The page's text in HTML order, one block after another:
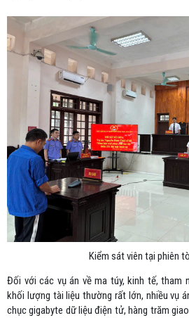
Kiểm sát viên tại phiên
Đối với các vụ án về ma túy, kinh tế, tham
khối lượng tài liệu thường rất lớn, nhiều vụ
chục gigabyte dữ liệu điện tử, hàng trăm